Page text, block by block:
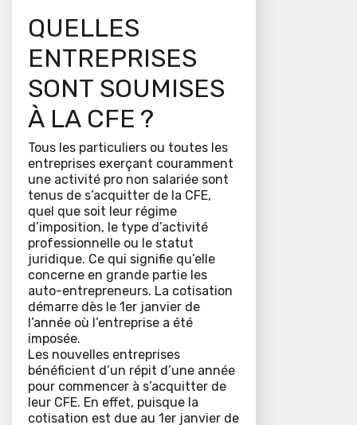
QUELLES
ENTREPRISES
SONT SOUMISES
À LA CFE ?
Tous les particuliers ou toutes les
entreprises exerçant couramment
une activité pro non salariée sont
tenus de s’acquitter de la CFE,
quel que soit leur régime
d’imposition, le type d’activité
professionnelle ou le statut
juridique. Ce qui signifie qu’elle
concerne en grande partie les
auto-entrepreneurs. La cotisation
démarre dès le 1er janvier de
l’année où l’entreprise a été
imposée.
Les nouvelles entreprises
bénéficient d’un répit d’une année
pour commencer à s’acquitter de
leur CFE. En effet, puisque la
cotisation est due au 1er janvier de